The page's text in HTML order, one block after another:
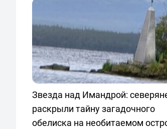
Звезда над Имандрой:
раскрыли тайну загадочного
обелиска на необитаемом